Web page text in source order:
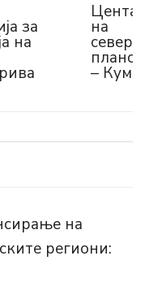
за
на
Центар
на
–
на
региони: